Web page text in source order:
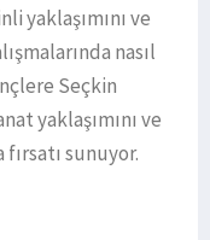
yaklaşımını ve
nasıl
Seçkin
yaklaşımını ve
sunuyor.